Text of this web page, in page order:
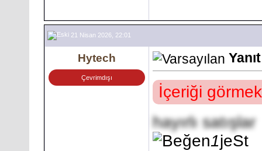
21 Nisan 2026, 22:01
Hytech
Çevrimdışı
İçeriği
hayırlı satışlar
1jeSt